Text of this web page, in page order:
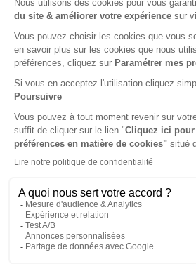
Abonnement 1 an
359 n° • Papier + Web
450€50 Tarif
Tarif France métropolitaine
Renouvellement à date
Présentation du magazine
Ed. de Toul
L’Est Républicain, créé à Nancy le 5